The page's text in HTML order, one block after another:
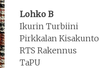
Lohko B
Ikurin Turbiini
Pirkkalan Kisakunto
RTS Rakennus
TaPU